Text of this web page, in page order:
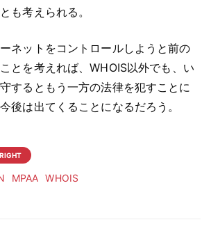
も考えられる。
ネットをコントロールしようと前の
とを考えれば、WHOIS以外でも、い
するともう一方の法律を犯すことに
後は出てくることになるだろう。
MPAA WHOIS